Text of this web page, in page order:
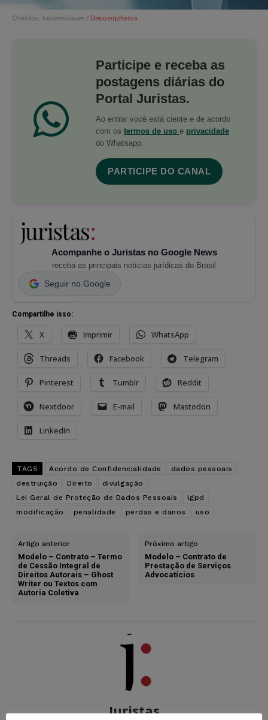
Créditos: lucianmilasan / Depositphotos
Participe e receba as
postagens diárias do
Portal Juristas.
Ao entrar você está ciente e de acordo
com os termos de uso e privacidade
do Whatsapp.
PARTICIPE DO CANAL
Acompanhe o Juristas no Google News
receba as principais notícias jurídicas do Brasil
Seguir no Google
Compartilhe isso:
X Imprimir WhatsApp
Threads Facebook Telegram
Pinterest Tumblr Reddit
Nextdoor E-mail Mastodon
LinkedIn
TAGS Acordo de Confidencialidade
dados pessoais
destruição
Direito
divulgação
Lei Geral de Proteção de Dados Pessoais
lgpd
modificação
penalidade perdas e danos uso
Artigo anterior
Modelo – Contrato – Termo
de Cessão Integral de
Direitos Autorais – Ghost
Writer ou Textos com
Autoria Coletiva
Próximo artigo
Modelo – Contrato de
Prestação de Serviços
Advocatícios
Juristas